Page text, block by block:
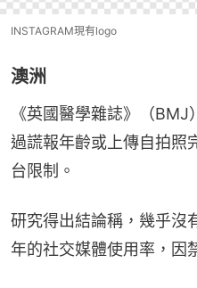
INSTAGRAM現有logo
澳洲
《英國醫學雜誌》（
過謊報年齡或上傳自拍照
台限制。
研究得出結論稱，幾乎沒
年的社交媒體使用率，因